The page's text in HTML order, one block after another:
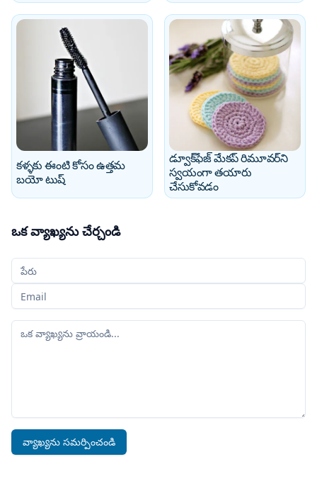
కళ్ళకు ఈంటి కోసం ఉత్తమ
బయో టుష్
డ్వూక్‌ఫేజ్ మేకప్ రిమూవర్‌ని
స్వయంగా తయారు
చేసుకోవడం
ఒక వ్యాఖ్యను చేర్చండి
మీ పేరు
మీ ఇమెయిల్
మీ వ్యాఖ్య
వ్యాఖ్యను సమర్పించండి